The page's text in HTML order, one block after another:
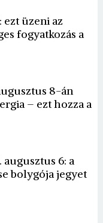
ezt üzeni az
fogyatkozás a
8-án
– ezt hozza a
6: a
bolygója jegyet